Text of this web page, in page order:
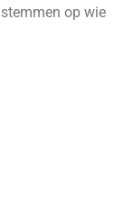
stemmen op wie